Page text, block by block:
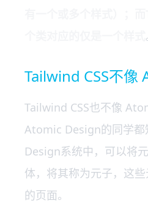
Tailwind CSS不
Tailwind CSS也不像
Atomic Design的同学
Design系统中，可以将
体，将其称为元子，这
的页面。